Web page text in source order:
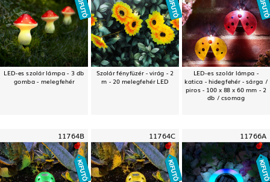
LED-es szolár lámpa - 3 db
gomba - melegfehér
Szolár fényfüzér - virág - 2
m - 20 melegfehér LED
LED-es szolár lámpa -
katica - hidegfehér - sárga /
piros - 100 x 88 x 60 mm - 2
db / csomag
11764B 11764C 11766A